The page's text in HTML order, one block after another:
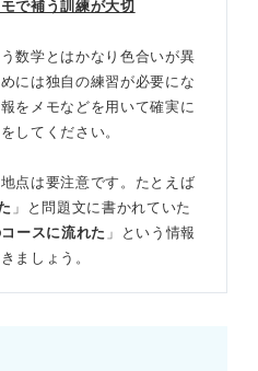
で補う訓練が大切
数学とはかなり色合いが異
には独自の練習が必要にな
をメモなどを用いて確実に
してください。
点は要注意です。たとえば
」と問題文に書かれていた
ースに流れた 」という情報
ましょう。